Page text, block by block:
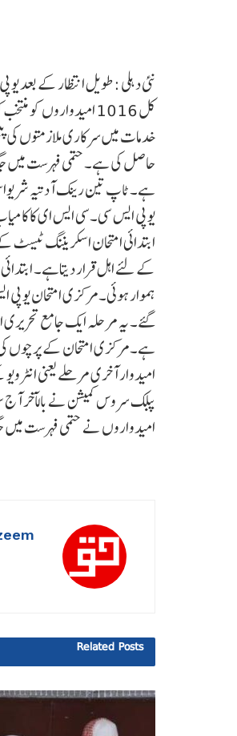
کل 1016 امیدواروں
ہے۔ ٹاپ تین رینک آدتیہ
ابتدائی امتحان اسکریننگ
گئے۔ یہ مرحلہ ایک جامع
امیدواروں نے حتمی فہرست میں
Related Posts